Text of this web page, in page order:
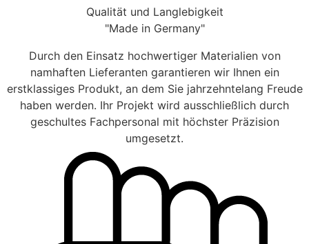
Qualität und Langlebigkeit
"Made in Germany"
Durch den Einsatz hochwertiger Materialien von
namhaften Lieferanten garantieren wir Ihnen ein
erstklassiges Produkt, an dem Sie jahrzehntelang Freude
haben werden. Ihr Projekt wird ausschließlich durch
geschultes Fachpersonal mit höchster Präzision
umgesetzt.